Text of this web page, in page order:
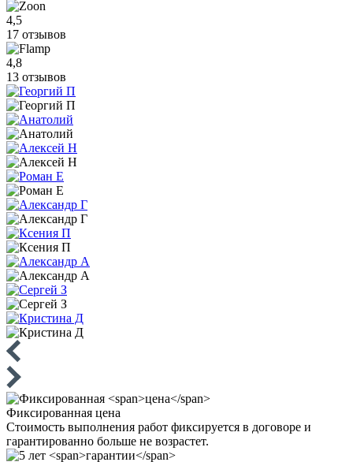
4,5
17 отзывов
4,8
13 отзывов
Фиксированная цена
Стоимость выполнения работ фиксируется в договоре и
гарантированно больше не возрастет.